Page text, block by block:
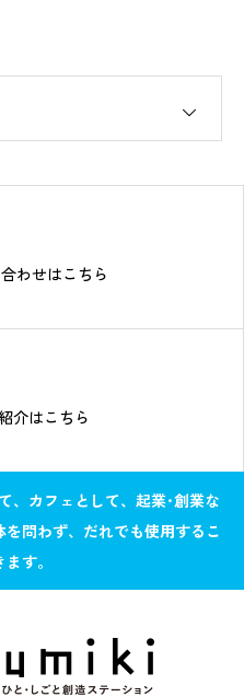
わせはこちら
介はこちら
、カフェとして、起業･創業な
問わず、だれでも使用するこ
す。